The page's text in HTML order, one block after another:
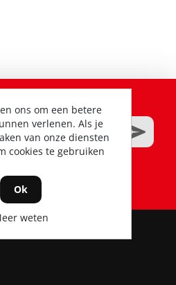
RSS
ons om een betere
verlenen. Als je
van onze diensten
cookies te gebruiken
Ok
weten